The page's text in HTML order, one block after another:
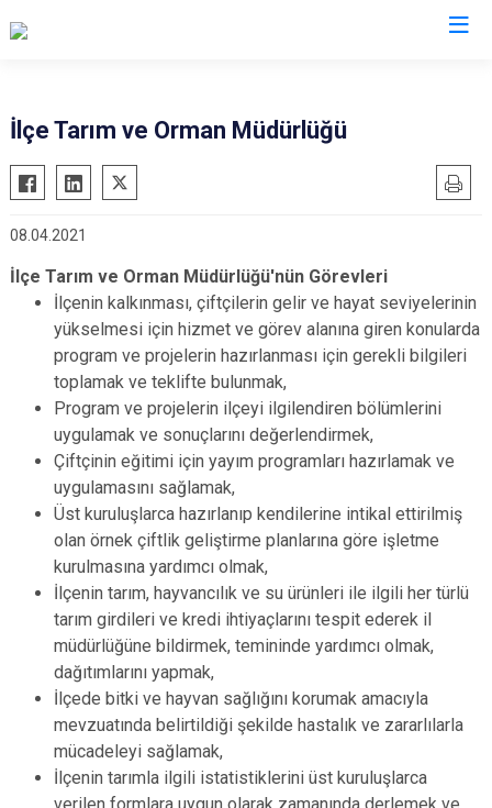
Çemişgezek
Hozat
Mazgirt
Nazımiye
Ovacık
Pülümür
İlçe Tarım ve Orman Müdürlüğü
08.04.2021
İlçe Tarım ve Orman Müdürlüğü'nün Görevleri
İlçenin kalkınması, çiftçilerin gelir ve hayat seviyelerinin
yükselmesi için hizmet ve görev alanına giren konularda
program ve projelerin hazırlanması için gerekli bilgileri
toplamak ve teklifte bulunmak,
Program ve projelerin ilçeyi ilgilendiren bölümlerini
uygulamak ve sonuçlarını değerlendirmek,
Çiftçinin eğitimi için yayım programları hazırlamak ve
uygulamasını sağlamak,
Üst kuruluşlarca hazırlanıp kendilerine intikal ettirilmiş
olan örnek çiftlik geliştirme planlarına göre işletme
kurulmasına yardımcı olmak,
İlçenin tarım, hayvancılık ve su ürünleri ile ilgili her türlü
tarım girdileri ve kredi ihtiyaçlarını tespit ederek il
müdürlüğüne bildirmek, temininde yardımcı olmak,
dağıtımlarını yapmak,
İlçede bitki ve hayvan sağlığını korumak amacıyla
mevzuatında belirtildiği şekilde hastalık ve zararlılarla
mücadeleyi sağlamak,
İlçenin tarımla ilgili istatistiklerini üst kuruluşlarca